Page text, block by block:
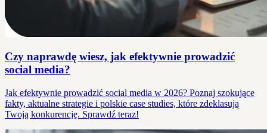
Czy naprawdę wiesz, jak efektywnie prowadzić
social media?
Jak efektywnie prowadzić social media w 2026? Poznaj szokujące
fakty, aktualne strategie i polskie case studies, które zdeklasują
Twoją konkurencję. Sprawdź teraz!